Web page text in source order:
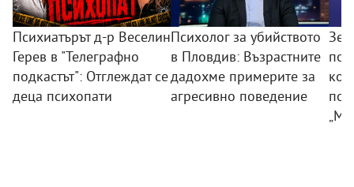
Психиатърът д-р Веселин
Герев в "Телеграфно
подкастът": Отглеждат се
деца психопати
Психолог за убийството
в Пловдив: Възрастните
дадохме примерите за
агресивно поведение